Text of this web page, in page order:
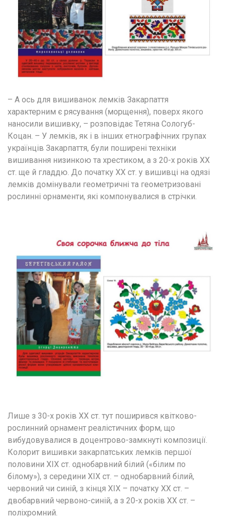
– А ось для вишиванок лемків Закарпаття
характерним є рясування (морщення), поверх якого
наносили вишивку, – розповідає Тетяна Сологуб-
Коцан. – У лемків, як і в інших етнографічних групах
українців Закарпаття, були поширені техніки
вишивання низинкою та хрестиком, а з 20-х років ХХ
ст. ще й гладдю. До початку ХХ ст. у вишивці на одязі
лемків домінували геометричні та геометризовані
рослинні орнаменти, які компонувалися в стрічки.
Лише з 30-х років ХХ ст. тут поширився квітково-
рослинний орнамент реалістичних форм, що
вибудовувалися в доцентрово-замкнуті композиції.
Колорит вишивки закарпатських лемків першої
половини ХІХ ст. однобарвний білий («білим по
білому»), з середини ХІХ ст. – однобарвний білий,
червоний чи синій, з кінця ХІХ – початку ХХ ст. –
двобарвний червоно-синій, а з 20-х років ХХ ст. –
поліхромний.